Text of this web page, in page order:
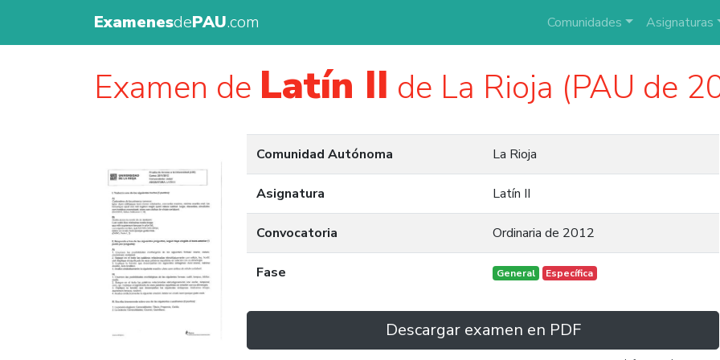
ExamenesdePAU.com Comunidades Asignaturas
Examen de Latín II de La Rioja (PAU de
Comunidad Autónoma La Rioja
Asignatura Latín II
Convocatoria Ordinaria de 2012
Fase General Específica
Descargar examen en PDF